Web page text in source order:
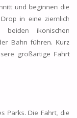
und beginnen die
in eine ziemlich
ikonischen
Bahn führen. Kurz
großartige Fahrt
Parks. Die Fahrt, die